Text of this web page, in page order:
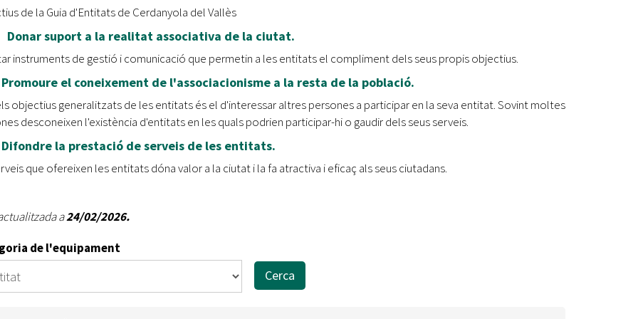
Retiment de Comptes
Accés a Informació Pública
Catàleg de Serveis i Tràmits
Oberta la convocatòria d'Ajuts per a l'autoocupació
jove 2026
Cerdanyola opta a més de 5 milions d'euros del Pla de
Barris per transformar les Fontetes, Quatre Cantons i
l'entorn de l'avinguda Catalunya
El FIT presenta el cartell de la seva 16a edició i dona el
tret de sortida al festival
l'eclipsi solar
Equipaments
Mercats Municipals
Webs Municipals
de la Guia d'Entitats de Cerdanyola del Vallès
Donar suport a la realitat associativa de la ciutat.
instruments de gestió i comunicació que permetin a les entitats el compliment dels seus propis objectius.
Promoure el coneixement de l'associacionisme a la resta de la població.
objectius generalitzats de les entitats és el d'interessar altres persones a participar en la seva entitat. Sovint moltes
desconeixen l'existència d'entitats en les quals podrien participar-hi o gaudir dels seus serveis.
Difondre la prestació de serveis de les entitats.
que ofereixen les entitats dóna valor a la ciutat i la fa atractiva i eficaç als seus ciutadans.
a24/02/2026.
de l'equipament
Cerca